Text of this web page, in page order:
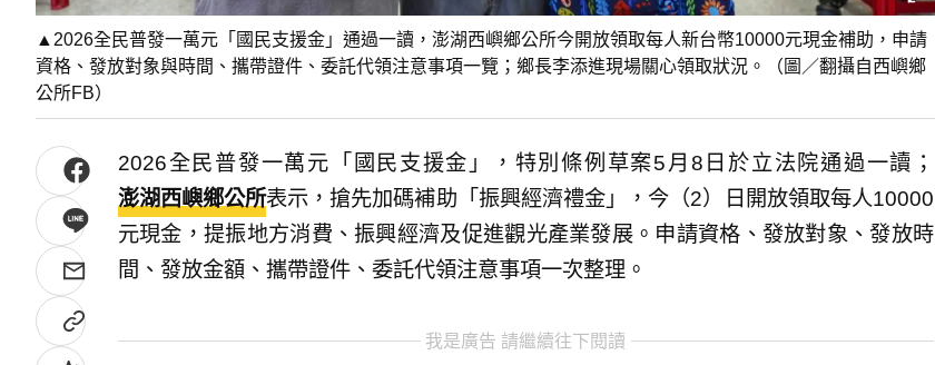
▲2026全民普發一萬元「國民支援金」通過一讀，澎湖西嶼鄉公所今開放領取每人新台幣10000元現金補助，申請
資格、發放對象與時間、攜帶證件、委託代領注意事項一覽；鄉長李添進現場關心領取狀況。（圖／翻攝自西嶼鄉
公所FB）
2026全民普發一萬元「國民支援金」，特別條例草案5月8日於立法院通過一讀；
澎湖西嶼鄉公所表示，搶先加碼補助「振興經濟禮金」，今（2）日開放領取每人10000
元現金，提振地方消費、振興經濟及促進觀光產業發展。申請資格、發放對象、發放時
間、發放金額、攜帶證件、委託代領注意事項一次整理。
我是廣告 請繼續往下閱讀